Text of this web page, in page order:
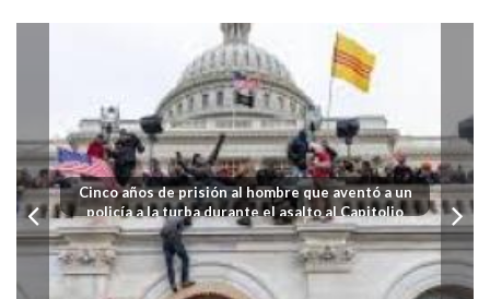
Cinco años de prisión al hombre que aventó a un
policía a la turba durante el asalto al Capitolio